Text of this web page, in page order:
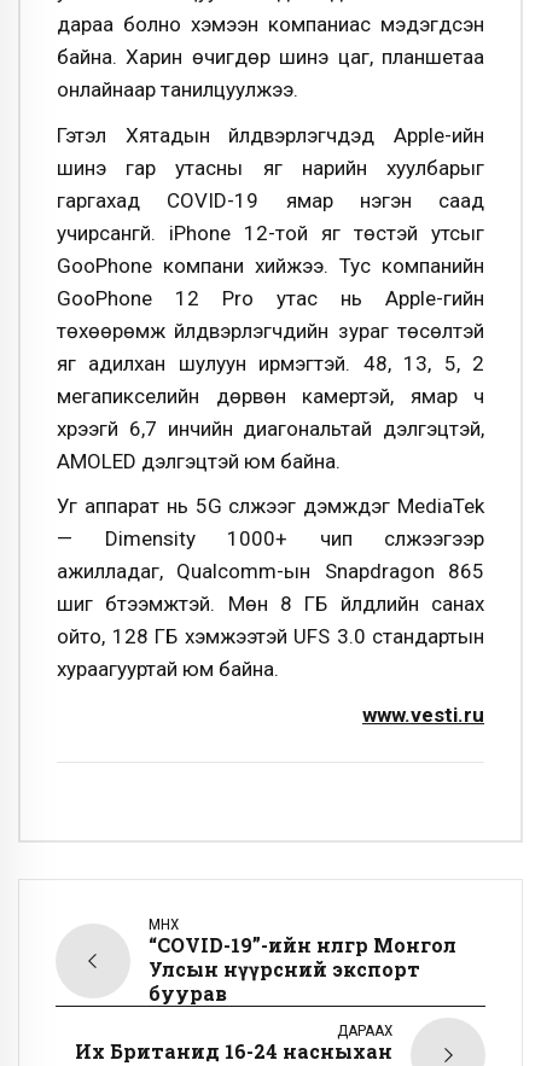
дараа болно хэмээн компаниас мэдэгдсэн
байна. Харин өчигдөр шинэ цаг, планшетаа
онлайнаар танилцуулжээ.
Гэтэл Хятадын үйлдвэрлэгчдэд Apple-ийн
шинэ гар утасны яг нарийн хуулбарыг
гаргахад COVID-19 ямар нэгэн саад
учирсангүй. iPhone 12-той яг төстэй утсыг
GooPhone компани хийжээ. Тус компанийн
GooPhone 12 Pro утас нь Аpple-гийн
төхөөрөмж үйлдвэрлэгчдийн зураг төсөлтэй
яг адилхан шулуун ирмэгтэй. 48, 13, 5, 2
мегапикселийн дөрвөн камертэй, ямар ч
хүрээгүй 6,7 инчийн диагональтай дэлгэцтэй,
AMOLED дэлгэцтэй юм байна.
Уг аппарат нь 5G сүлжээг дэмждэг MediaTek
— Dimensity 1000+ чип сүлжээгээр
ажилладаг, Qualcomm-ын Snapdragon 865
шиг бүтээмжтэй. Мөн 8 ГБ үйлдлийн санах
ойто, 128 ГБ хэмжээтэй UFS 3.0 стандартын
хураагууртай юм байна.
www.vesti.ru
ӨМНӨХ
“COVID-19”-ийн нөлөөгөөр Монгол
Улсын нүүрсний экспорт
буурав
ДАРААХ
Их Британид 16-24 насныхан